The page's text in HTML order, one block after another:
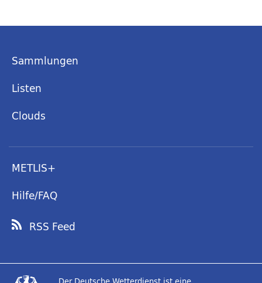
Sammlungen
Listen
Clouds
METLIS+
Hilfe/FAQ
RSS Feed